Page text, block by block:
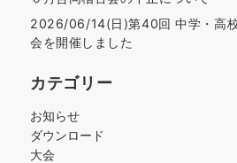
2026/06/14(日)第40回 中学・高
会を開催しました
カテゴリー
お知らせ
ダウンロード
大会